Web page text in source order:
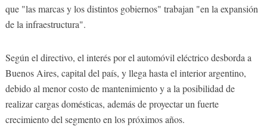
que "las marcas y los distintos gobiernos" trabajan "en la expansión
de la infraestructura".
Según el directivo, el interés por el automóvil eléctrico desborda a
Buenos Aires, capital del país, y llega hasta el interior argentino,
debido al menor costo de mantenimiento y a la posibilidad de
realizar cargas domésticas, además de proyectar un fuerte
crecimiento del segmento en los próximos años.